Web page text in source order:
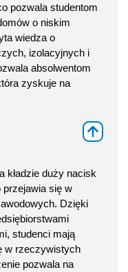
pozwala studentom
o niskim
wiedza o
izolacyjnych i
absolwentom
zyskuje na
kładzie duży nacisk
się w
Dzięki
studenci mają
w rzeczywistych
pozwala na